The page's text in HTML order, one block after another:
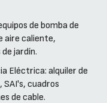
de bomba de
aire caliente,
jardín.
Eléctrica: alquiler de
cuadros
de cable.